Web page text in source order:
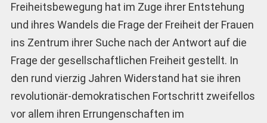
Freiheitsbewegung hat im Zuge ihrer Entstehung
und ihres Wandels die Frage der Freiheit der Frauen
ins Zentrum ihrer Suche nach der Antwort auf die
Frage der gesellschaftlichen Freiheit gestellt. In
den rund vierzig Jahren Widerstand hat sie ihren
revolutionär-demokratischen Fortschritt zweifellos
vor allem ihren Errungenschaften im